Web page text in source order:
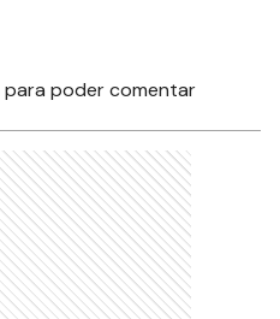
para poder comentar